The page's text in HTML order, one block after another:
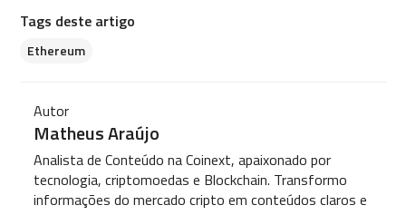
Tags deste artigo
Ethereum
Autor
Matheus Araújo
Analista de Conteúdo na Coinext, apaixonado por
tecnologia, criptomoedas e Blockchain. Transformo
informações do mercado cripto em conteúdos claros e